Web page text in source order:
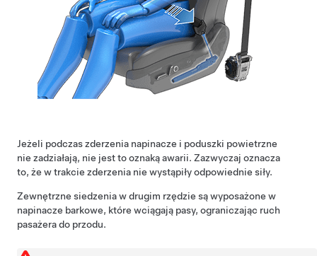
Jeżeli podczas zderzenia napinacze i poduszki powietrzne
nie zadziałają, nie jest to oznaką awarii. Zazwyczaj oznacza
to, że w trakcie zderzenia nie wystąpiły odpowiednie siły.
Zewnętrzne siedzenia wdrugim rzędzie są wyposażone w
napinacze barkowe, które wciągają pasy, ograniczając ruch
pasażera do przodu.